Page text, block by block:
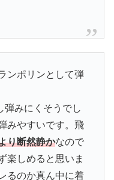
ンポリンとして弾
弾みにくそうでし
みやすいです。飛
り断然静かなので
楽しめると思いま
るのか真ん中に着